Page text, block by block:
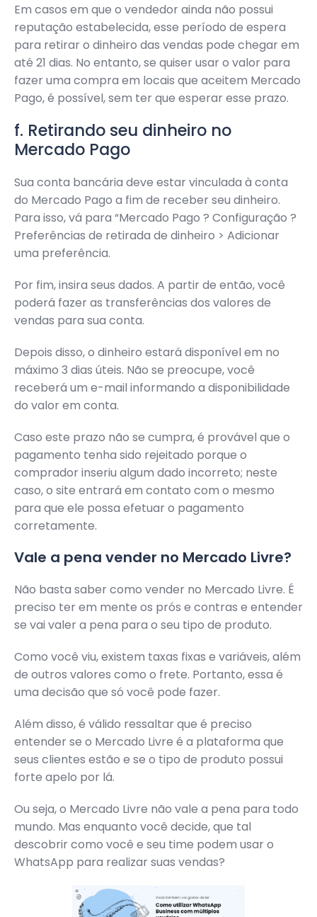
Em casos em que o vendedor ainda não possui
reputação estabelecida, esse período de espera
para retirar o dinheiro das vendas pode chegar em
até 21 dias. No entanto, se quiser usar o valor para
fazer uma compra em locais que aceitem Mercado
Pago, é possível, sem ter que esperar esse prazo.
f. Retirando seu dinheiro no
Mercado Pago
Sua conta bancária deve estar vinculada à conta
do Mercado Pago a fim de receber seu dinheiro.
Para isso, vá para “Mercado Pago ? Configuração ?
Preferências de retirada de dinheiro > Adicionar
uma preferência.
Por fim, insira seus dados. A partir de então, você
poderá fazer as transferências dos valores de
vendas para sua conta.
Depois disso, o dinheiro estará disponível em no
máximo 3 dias úteis. Não se preocupe, você
receberá um e-mail informando a disponibilidade
do valor em conta.
Caso este prazo não se cumpra, é provável que o
pagamento tenha sido rejeitado porque o
comprador inseriu algum dado incorreto; neste
caso, o site entrará em contato com o mesmo
para que ele possa efetuar o pagamento
corretamente.
Vale a pena vender no Mercado Livre?
Não basta saber como vender no Mercado Livre. É
preciso ter em mente os prós e contras e entender
se vai valer a pena para o seu tipo de produto.
Como você viu, existem taxas fixas e variáveis, além
de outros valores como o frete. Portanto, essa é
uma decisão que só você pode fazer.
Além disso, é válido ressaltar que é preciso
entender se o Mercado Livre é a plataforma que
seus clientes estão e se o tipo de produto possui
forte apelo por lá.
Ou seja, o Mercado Livre não vale a pena para todo
mundo. Mas enquanto você decide, que tal
descobrir como você e seu time podem usar o
WhatsApp para realizar suas vendas?